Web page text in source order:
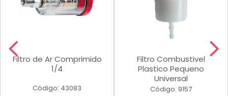
Filtro de Ar Comprimido
1/4
Código: 43083
Filtro Combustivel
Plastico Pequeno
Universal
Código: 9157